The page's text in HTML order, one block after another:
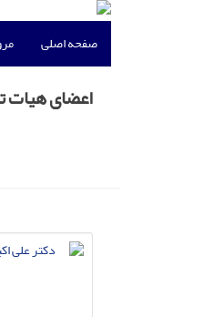
صفحه اصلی
اعضای هیات